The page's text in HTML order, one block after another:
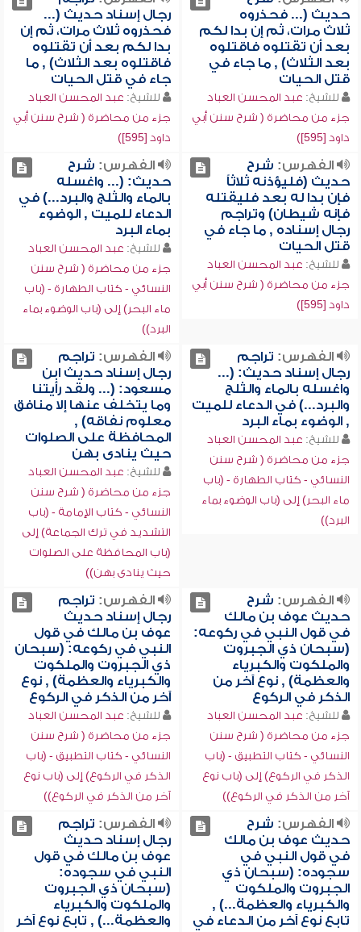
حديث (... فحذروه
ثلاث مرات، ثم إن بدا لكم
بعد أن تقتلوه فاقتلوه
بعد الثلاث) , ما جاء في
قتل الحيات
للشيخ: عبد المحسن العباد
جزء من محاضرة ( شرح سنن أبي
داود [595])
رجال إسناد حديث (...
فحذروه ثلاث مرات، ثم إن
بدا لكم بعد أن تقتلوه
فاقتلوه بعد الثلاث) , ما
جاء في قتل الحيات
للشيخ: عبد المحسن العباد
جزء من محاضرة ( شرح سنن أبي
داود [595])
الفهرس: شرح
حديث (فليؤذنه ثلاثاً
فإن بدا له بعد فليقتله
فإنه شيطان) وتراجم
رجال إسناده , ما جاء في
قتل الحيات
للشيخ: عبد المحسن العباد
جزء من محاضرة ( شرح سنن أبي
داود [595])
الفهرس: شرح
حديث: (... واغسله
بالماء والثلج والبرد...) في
الدعاء للميت , الوضوء
بماء البرد
للشيخ: عبد المحسن العباد
جزء من محاضرة ( شرح سنن
النسائي - كتاب الطهارة - (باب
ماء البحر) إلى (باب الوضوء بماء
البرد))
الفهرس: تراجم
رجال إسناد حديث: (...
واغسله بالماء والثلج
والبرد...) في الدعاء للميت
, الوضوء بماء البرد
للشيخ: عبد المحسن العباد
جزء من محاضرة ( شرح سنن
النسائي - كتاب الطهارة - (باب
ماء البحر) إلى (باب الوضوء بماء
البرد))
الفهرس: تراجم
رجال إسناد حديث ابن
مسعود: (... ولقد رأيتنا
وما يتخلف عنها إلا منافق
معلوم نفاقه) ,
المحافظة على الصلوات
حيث ينادى بهن
للشيخ: عبد المحسن العباد
جزء من محاضرة ( شرح سنن
النسائي - كتاب الإمامة - (باب
التشديد في ترك الجماعة) إلى
(باب المحافظة على الصلوات
حيث ينادى بهن))
الفهرس: شرح
حديث عوف بن مالك
في قول النبي في ركوعه:
(سبحان ذي الجبروت
والملكوت والكبرياء
والعظمة) , نوع آخر من
الذكر في الركوع
للشيخ: عبد المحسن العباد
جزء من محاضرة ( شرح سنن
النسائي - كتاب التطبيق - (باب
الذكر في الركوع) إلى (باب نوع
آخر من الذكر في الركوع))
الفهرس: تراجم
رجال إسناد حديث
عوف بن مالك في قول
النبي في ركوعه: (سبحان
ذي الجبروت والملكوت
والكبرياء والعظمة) , نوع
آخر من الذكر في الركوع
للشيخ: عبد المحسن العباد
جزء من محاضرة ( شرح سنن
النسائي - كتاب التطبيق - (باب
الذكر في الركوع) إلى (باب نوع
آخر من الذكر في الركوع))
الفهرس: شرح
حديث عوف بن مالك
في قول النبي في
سجوده: (سبحان ذي
الجبروت والملكوت
والكبرياء والعظمة...) ,
تابع نوع آخر من الدعاء في
الفهرس: تراجم
رجال إسناد حديث
عوف بن مالك في قول
النبي في سجوده:
(سبحان ذي الجبروت
والملكوت والكبرياء
والعظمة...) , تابع نوع آخر